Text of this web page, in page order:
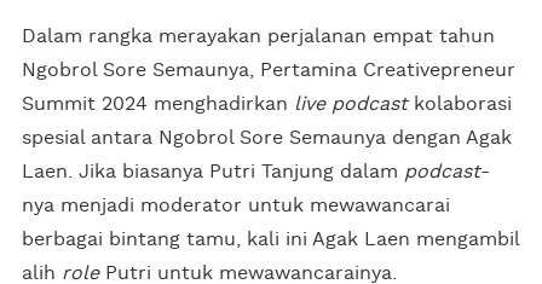
Dalam rangka merayakan perjalanan empat tahun
Ngobrol Sore Semaunya, Pertamina Creativepreneur
Summit 2024 menghadirkan live podcastkolaborasi
spesial antara Ngobrol Sore Semaunya dengan Agak
Laen. Jika biasanya Putri Tanjung dalam podcast-
nya menjadi moderator untuk mewawancarai
berbagai bintang tamu, kali ini Agak Laen mengambil
alih rolePutri untuk mewawancarainya.